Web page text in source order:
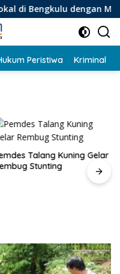
dengan
Peristiwa Kriminal
Talang Kuning Gelar
Stunting